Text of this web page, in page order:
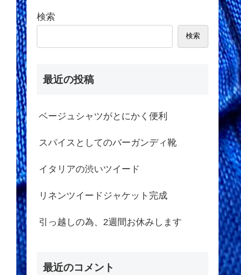
検索
検索
最近の投稿
ベージュシャツがとにかく便利
スパイスとしてのバーガンディ靴
イタリアの渋いツイード
リネンツイードジャケット完成
引っ越しの為、2週間お休みします
最近のコメント